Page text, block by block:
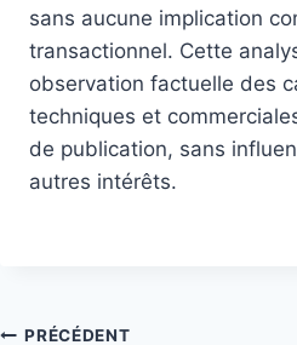
sans aucune implication
transactionnel. Cette
observation factuelle des
techniques et
de publication, sans
autres intérêts.
Navigation
PRÉCÉDENT